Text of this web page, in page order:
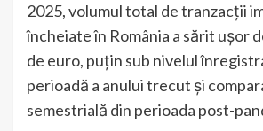
2025, volumul total de tranzacții
încheiate în România a sărit ușor
de euro, puțin sub nivelul
perioadă a anului trecut și
semestrială din perioada post-